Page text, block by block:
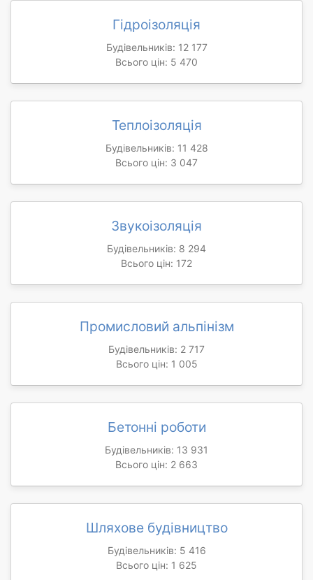
Гідроізоляція
Будівельників: 12 177
Всього цін: 5 470
Теплоізоляція
Будівельників: 11 428
Всього цін: 3 047
Звукоізоляція
Будівельників: 8 294
Всього цін: 172
Промисловий альпінізм
Будівельників: 2 717
Всього цін: 1 005
Бетонні роботи
Будівельників: 13 931
Всього цін: 2 663
Шляхове будівництво
Будівельників: 5 416
Всього цін: 1 625